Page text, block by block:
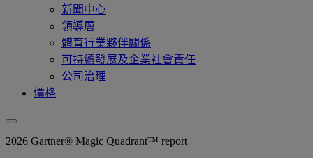
新聞中心
領導層
體育行業夥伴關係
可持續發展及企業社會責任
公司治理
價格
2026 Gartner® Magic Quadrant™ report